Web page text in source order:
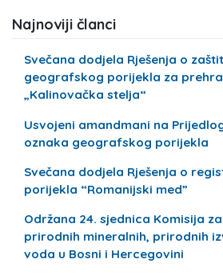
Najnoviji članci
Svečana dodjela Rješenja o
geografskog porijekla za
„Kalinovačka stelja“
Usvojeni amandmani na
oznaka geografskog porijekla
Svečana dodjela Rješenja o
porijekla “Romanijski med”
Održana 24. sjednica Komisija
prirodnih mineralnih, prirodnih
voda u Bosni i Hercegovini